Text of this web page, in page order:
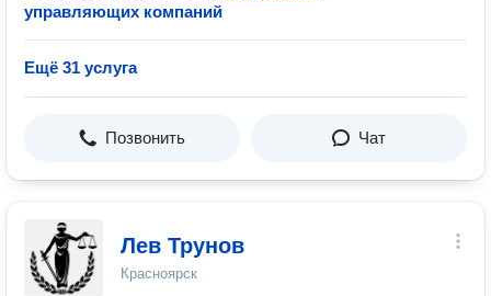
управляющих компаний
Ещё 31 услуга
Позвонить Чат
Лев Трунов
Красноярск